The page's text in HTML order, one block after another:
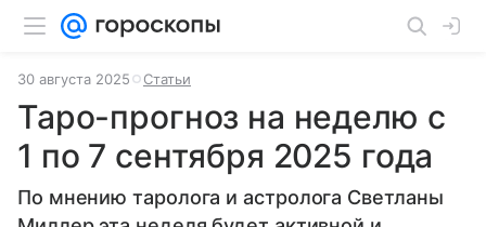
30 августа 2025 Статьи
Таро-прогноз на неделю с
1 по 7 сентября 2025 года
По мнению таролога и астролога Светланы